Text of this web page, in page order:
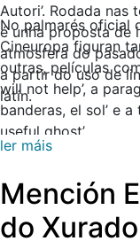
Autori’. Rodada nas
é unha proposta de
atmosfera do
a partir do uso de
latín.
No palmarés oficial
Cineuropa figuran
outras, películas
will not help’, a
banderas, el sol’ e a
useful ghost’.
ler máis
Mención
do